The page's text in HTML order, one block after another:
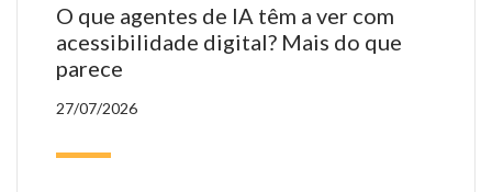
O que agentes de IA têm a ver com
acessibilidade digital? Mais do que
parece
27/07/2026